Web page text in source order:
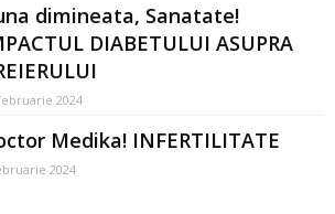
dimineata, Sanatate!
DIABETULUI ASUPRA
2024
Medika! INFERTILITATE
2024